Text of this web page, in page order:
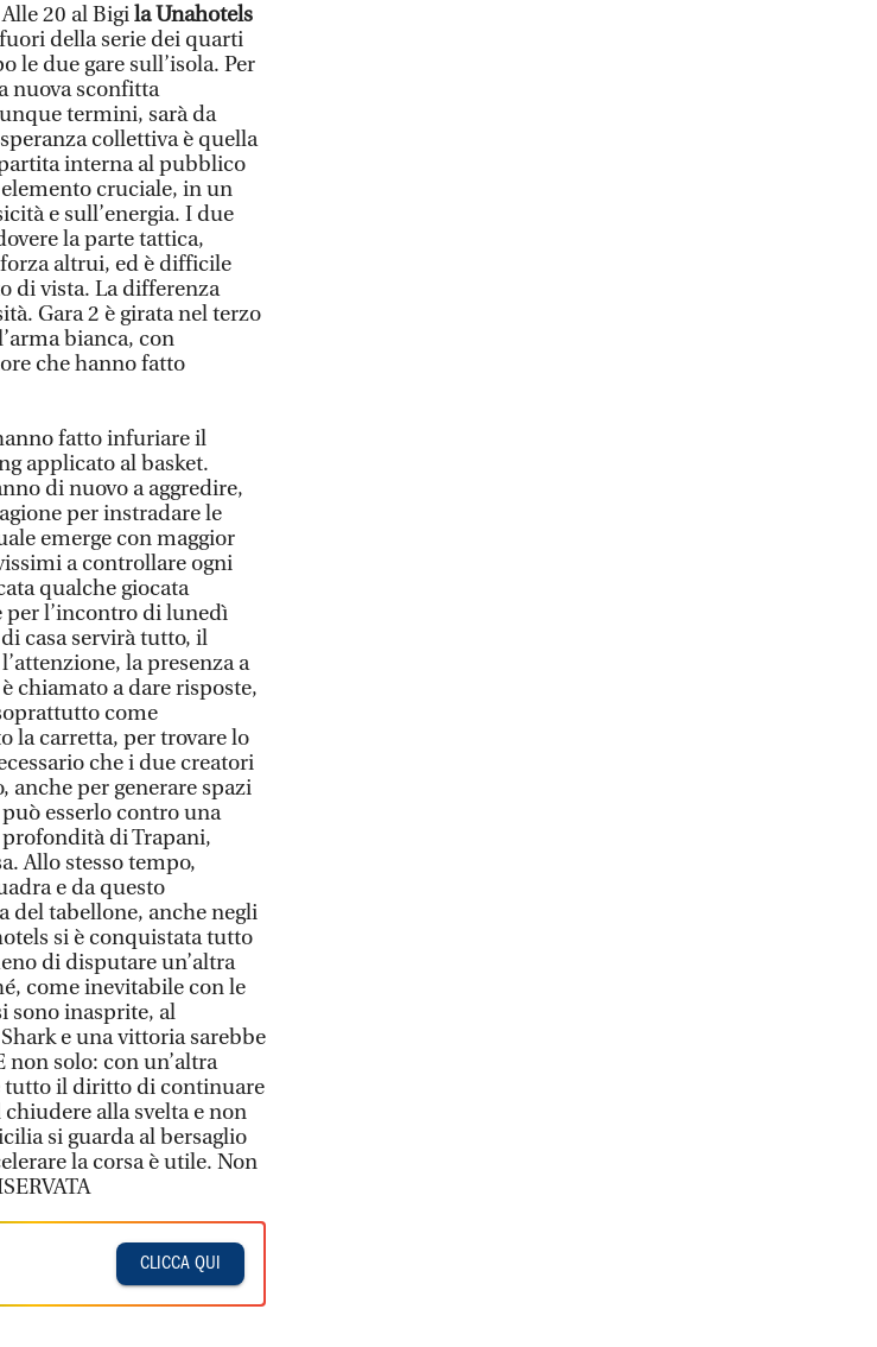
20 al Bigila Unahotels
della serie dei quarti
le due gare sull’isola. Per
nuova sconfitta
termini, sarà da
collettiva è quella
interna al pubblico
cruciale, in un
e sull’energia. I due
la parte tattica,
altrui, ed è difficile
di vista. La differenza
Gara 2 è girata nel terzo
bianca, con
che hanno fatto
fatto infuriare il
applicato al basket.
di nuovo a aggredire,
per instradare le
emerge con maggior
a controllare ogni
qualche giocata
l’incontro di lunedì
casa servirà tutto, il
la presenza a
chiamato a dare risposte,
come
la carretta, per trovare lo
che i due creatori
per generare spazi
esserlo contro una
di Trapani,
Allo stesso tempo,
e da questo
del tabellone, anche negli
si è conquistata tutto
di disputare un’altra
come inevitabile con le
sono inasprite, al
e una vittoria sarebbe
solo: con un’altra
tutto il diritto di continuare
alla svelta e non
si guarda al bersaglio
la corsa è utile. Non
CLICCA QUI